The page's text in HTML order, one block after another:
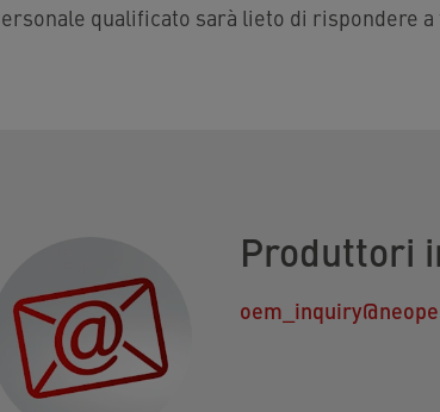
qualificato sarà lieto di rispondere
Produttori